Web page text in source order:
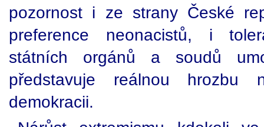
pozornost i ze strany České
preference neonacistů, i
státních orgánů a soudů
představuje reálnou hrozbu
demokracii.